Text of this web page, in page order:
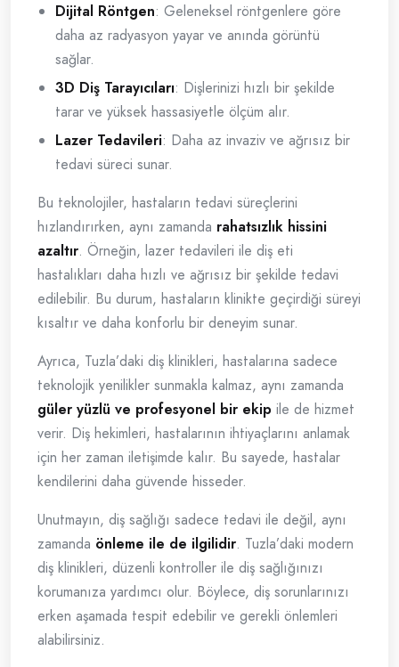
Dijital Röntgen: Geleneksel röntgenlere göre
daha az radyasyon yayar ve anında görüntü
sağlar.
3D Diş Tarayıcıları: Dişlerinizi hızlı bir şekilde
tarar ve yüksek hassasiyetle ölçüm alır.
Lazer Tedavileri: Daha az invaziv ve ağrısız bir
tedavi süreci sunar.
Bu teknolojiler, hastaların tedavi süreçlerini
hızlandırırken, aynı zamanda rahatsızlık hissini
azaltır. Örneğin, lazer tedavileri ile diş eti
hastalıkları daha hızlı ve ağrısız bir şekilde tedavi
edilebilir. Bu durum, hastaların klinikte geçirdiği süreyi
kısaltır ve daha konforlu bir deneyim sunar.
Ayrıca, Tuzla’daki diş klinikleri, hastalarına sadece
teknolojik yenilikler sunmakla kalmaz, aynı zamanda
güler yüzlü ve profesyonel bir ekip ile de hizmet
verir. Diş hekimleri, hastalarının ihtiyaçlarını anlamak
için her zaman iletişimde kalır. Bu sayede, hastalar
kendilerini daha güvende hisseder.
Unutmayın, diş sağlığı sadece tedavi ile değil, aynı
zamanda önleme ile de ilgilidir. Tuzla’daki modern
diş klinikleri, düzenli kontroller ile diş sağlığınızı
korumanıza yardımcı olur. Böylece, diş sorunlarınızı
erken aşamada tespit edebilir ve gerekli önlemleri
alabilirsiniz.